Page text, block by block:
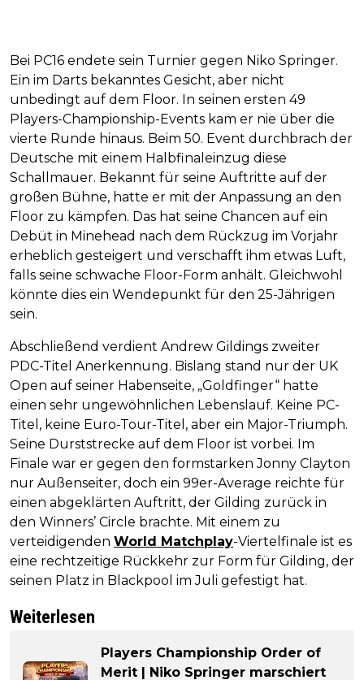
Bei PC16 endete sein Turnier gegen Niko Springer.
Ein im Darts bekanntes Gesicht, aber nicht
unbedingt auf dem Floor. In seinen ersten 49
Players-Championship-Events kam er nie über die
vierte Runde hinaus. Beim 50. Event durchbrach der
Deutsche mit einem Halbfinaleinzug diese
Schallmauer. Bekannt für seine Auftritte auf der
großen Bühne, hatte er mit der Anpassung an den
Floor zu kämpfen. Das hat seine Chancen auf ein
Debüt in Minehead nach dem Rückzug im Vorjahr
erheblich gesteigert und verschafft ihm etwas Luft,
falls seine schwache Floor-Form anhält. Gleichwohl
könnte dies ein Wendepunkt für den 25-Jährigen
sein.
Abschließend verdient Andrew Gildings zweiter
PDC-Titel Anerkennung. Bislang stand nur der UK
Open auf seiner Habenseite, „Goldfinger“ hatte
einen sehr ungewöhnlichen Lebenslauf. Keine PC-
Titel, keine Euro-Tour-Titel, aber ein Major-Triumph.
Seine Durststrecke auf dem Floor ist vorbei. Im
Finale war er gegen den formstarken Jonny Clayton
nur Außenseiter, doch ein 99er-Average reichte für
einen abgeklärten Auftritt, der Gilding zurück in
den Winners’ Circle brachte. Mit einem zu
verteidigenden World Matchplay-Viertelfinale ist es
eine rechtzeitige Rückkehr zur Form für Gilding, der
seinen Platz in Blackpool im Juli gefestigt hat.
Weiterlesen
Players Championship Order of
Merit | Niko Springer marschiert